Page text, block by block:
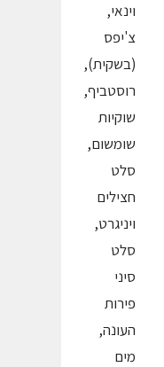
וינאי,
צ'יפס
(בשקית),
רוסטביף,
שוקיות
שומשום,
סלט
חצילים
ויניגרט,
סלט
סיני
פירות
העונה,
מים